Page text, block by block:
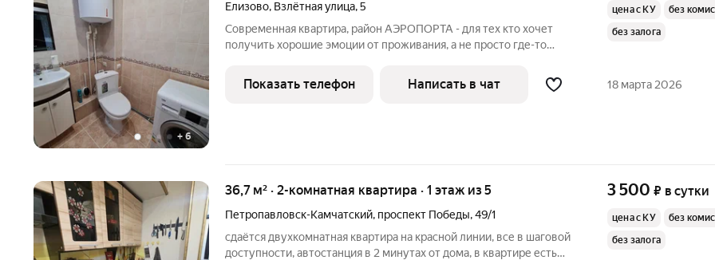
+ 6
Елизово, Взлётная улица,5
Современная квартира, район АЭРОПОРТА - для тех кто хочет
получить хорошие эмоции от проживания, а не просто где-то
вечера, бизнес-поездки! Полный косметический ремонт июль
2022 года. Имеется
цена с КУ
без
без залога
Показать телефон Написать в чат 18 марта 2026
36,7 м² · 2-комнатная квартира · 1 этаж из 5
Петропавловск-Камчатский, проспект Победы,49/1
сдаётся двухкомнатная квартира на красной линии, все в шаговой
доступности, автостанция в 2 минутах от дома, в квартире есть
3 500 ₽ в сутки
цена с КУ
без
без залога